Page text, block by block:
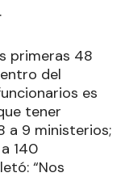
primeras 48
del
es
tener
a 9 ministerios;
140
“Nos